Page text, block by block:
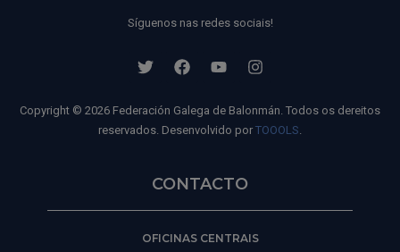
Síguenos nas redes sociais!
Copyright © 2026 Federación Galega de Balonmán. Todos os dereitos
reservados. Desenvolvido por TOOOLS
CONTACTO
OFICINAS CENTRAIS